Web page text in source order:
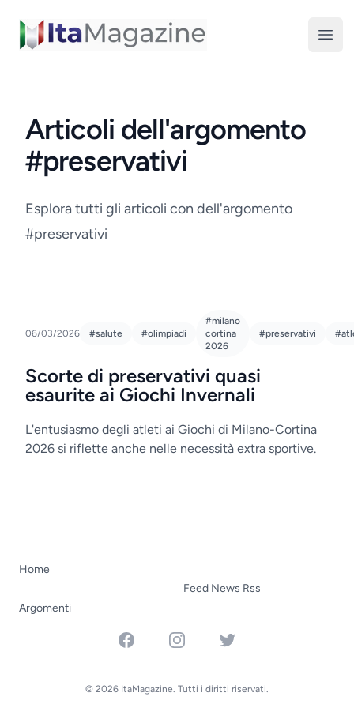
ItaMagazine
Articoli dell'argomento
#preservativi
Esplora tutti gli articoli con dell'argomento
#preservativi
06/03/2026 #salute #olimpiadi
#milano
cortina
2026
#preservativi
Scorte di preservativi quasi
esaurite ai Giochi Invernali
L'entusiasmo degli atleti ai Giochi di Milano-Cortina
2026 si riflette anche nelle necessità extra sportive.
Home
Argomenti
Feed News Rss
FacebookInstagramTwitter
© 2026 ItaMagazine. Tutti i diritti riservati.